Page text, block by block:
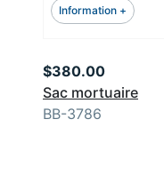
Information +
Sac mortuaire
$380.00
BB-3786